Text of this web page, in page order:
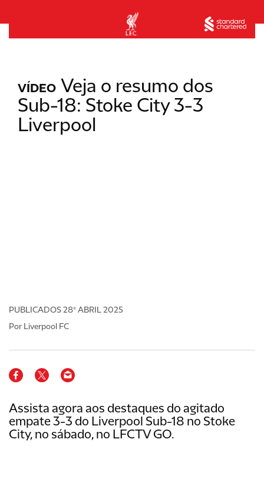
VÍDEO Veja o resumo dos
Sub-18: Stoke City 3-3
Liverpool
PUBLICADOS 28º ABRIL 2025
Por Liverpool FC
Assista agora aos destaques do agitado
empate 3-3 do Liverpool Sub-18 no Stoke
City, no sábado, no LFCTV GO.